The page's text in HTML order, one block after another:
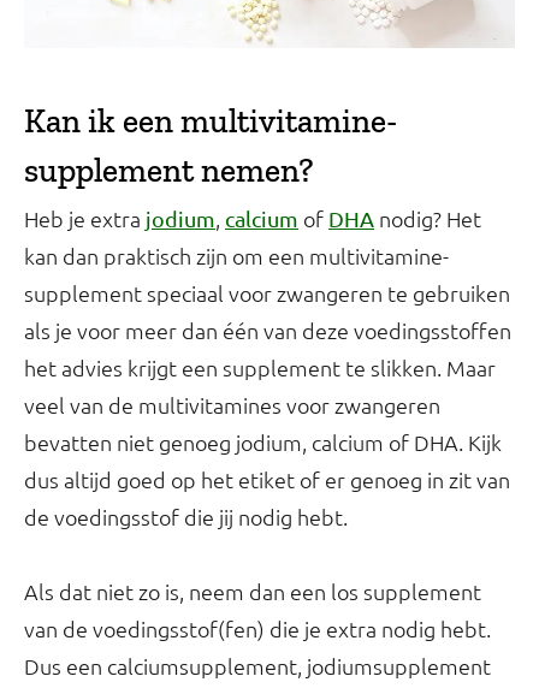
Kan ik een multivitamine-
supplement nemen?
Heb je extra jodium, calcium of DHA nodig? Het
kan dan praktisch zijn om een multivitamine-
supplement speciaal voor zwangeren te gebruiken
als je voor meer dan één van deze voedingsstoffen
het advies krijgt een supplement te slikken. Maar
veel van de multivitamines voor zwangeren
bevatten niet genoeg jodium, calcium of DHA. Kijk
dus altijd goed op het etiket of er genoeg in zit van
de voedingsstof die jij nodig hebt.
Als dat niet zo is, neem dan een los supplement
van de voedingsstof(fen) die je extra nodig hebt.
Dus een calciumsupplement, jodiumsupplement